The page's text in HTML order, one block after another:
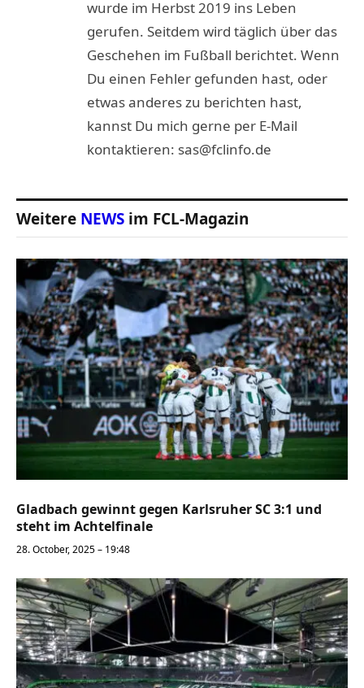
wurde im Herbst 2019 ins Leben
gerufen. Seitdem wird täglich über das
Geschehen im Fußball berichtet. Wenn
Du einen Fehler gefunden hast, oder
etwas anderes zu berichten hast,
kannst Du mich gerne per E-Mail
kontaktieren: sas@fclinfo.de
Weitere NEWS im FCL-Magazin
Gladbach gewinnt gegen Karlsruher SC 3:1 und
steht im Achtelfinale
28. October, 2025 – 19:48